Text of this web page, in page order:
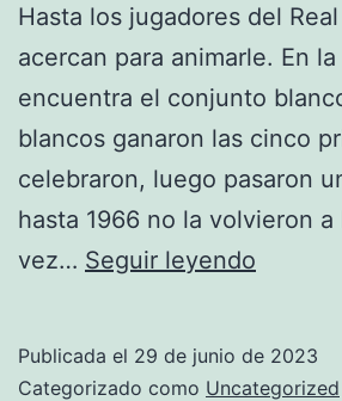
Hasta los jugadores del
acercan para animarle. En
encuentra el conjunto
blancos ganaron las cinco
celebraron, luego pasaron
hasta 1966 no la volvieron a
vez… Seguir leyendo
Publicada el 29 de junio de 2023
Categorizado como Uncategorized